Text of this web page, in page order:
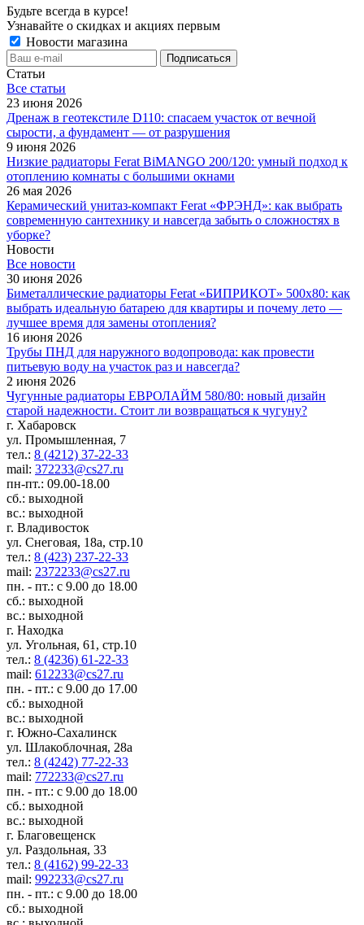
Будьте всегда в курсе!
Узнавайте о скидках и акциях первым
Новости магазина
Статьи
Все cтатьи
23 июня 2026
Дренаж в геотекстиле D110: спасаем участок от вечной
сырости, а фундамент — от разрушения
9 июня 2026
Низкие радиаторы Ferat BiMANGO 200/120: умный подход к
отоплению комнаты с большими окнами
26 мая 2026
Керамический унитаз-компакт Ferat «ФРЭНД»: как выбрать
современную сантехнику и навсегда забыть о сложностях в
уборке?
Новости
Все новости
30 июня 2026
Биметаллические радиаторы Ferat «БИПРИКОТ» 500x80: как
выбрать идеальную батарею для квартиры и почему лето —
лучшее время для замены отопления?
16 июня 2026
Трубы ПНД для наружного водопровода: как провести
питьевую воду на участок раз и навсегда?
2 июня 2026
Чугунные радиаторы ЕВРОЛАЙМ 580/80: новый дизайн
старой надежности. Стоит ли возвращаться к чугуну?
г. Хабаровск
ул. Промышленная, 7
тел.: 8 (4212) 37-22-33
mail: 372233@cs27.ru
пн-пт.: 09.00-18.00
сб.: выходной
вс.: выходной
г. Владивосток
ул. Снеговая, 18а, стр.10
тел.: 8 (423) 237-22-33
mail: 2372233@cs27.ru
пн. - пт.: с 9.00 до 18.00
сб.: выходной
вс.: выходной
г. Находка
ул. Угольная, 61, стр.10
тел.: 8 (4236) 61-22-33
mail: 612233@cs27.ru
пн. - пт.: с 9.00 до 17.00
сб.: выходной
вс.: выходной
г. Южно-Сахалинск
ул. Шлакоблочная, 28а
тел.: 8 (4242) 77-22-33
mail: 772233@cs27.ru
пн. - пт.: с 9.00 до 18.00
сб.: выходной
вс.: выходной
г. Благовещенск
ул. Раздольная, 33
тел.: 8 (4162) 99-22-33
mail: 992233@cs27.ru
пн. - пт.: с 9.00 до 18.00
сб.: выходной